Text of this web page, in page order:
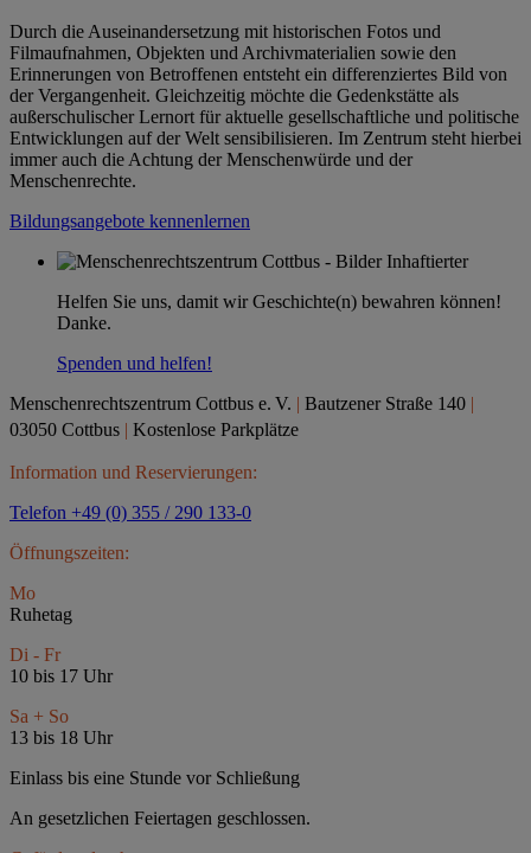
Durch die Auseinandersetzung mit historischen Fotos und
Filmaufnahmen, Objekten und Archivmaterialien sowie den
Erinnerungen von Betroffenen entsteht ein differenziertes Bild von
der Vergangenheit. Gleichzeitig möchte die Gedenkstätte als
außerschulischer Lernort für aktuelle gesellschaftliche und politische
Entwicklungen auf der Welt sensibilisieren. Im Zentrum steht hierbei
immer auch die Achtung der Menschenwürde und der
Menschenrechte.
Bildungsangebote kennenlernen
Helfen Sie uns, damit wir Geschichte(n) bewahren können!
Danke.
Spenden und helfen!
Menschenrechtszentrum Cottbus e. V. | Bautzener Straße 140 |
03050 Cottbus | Kostenlose Parkplätze
Information und Reservierungen:
Telefon +49 (0) 355 / 290 133-0
Öffnungszeiten:
Mo
Ruhetag
Di - Fr
10 bis 17 Uhr
Sa + So
13 bis 18 Uhr
Einlass bis eine Stunde vor Schließung
An gesetzlichen Feiertagen geschlossen.